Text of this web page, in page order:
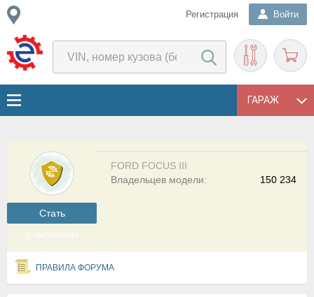
Регистрация Войти
ГАРАЖ
Cтать
участником
FORD FOCUS III
150 234
Владельцев модели:
ПРАВИЛА ФОРУМА